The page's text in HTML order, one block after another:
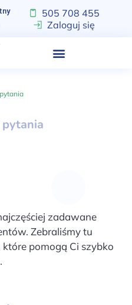
505 708 455
Zaloguj się
pytania
zadawane
Zebraliśmy tu
pomogą Ci szybko